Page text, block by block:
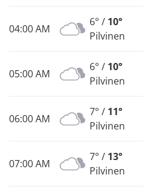
04:00 AM
6° / 10°
Pilvinen
05:00 AM
6° / 10°
Pilvinen
06:00 AM
7° / 11°
Pilvinen
07:00 AM
7° / 13°
Pilvinen